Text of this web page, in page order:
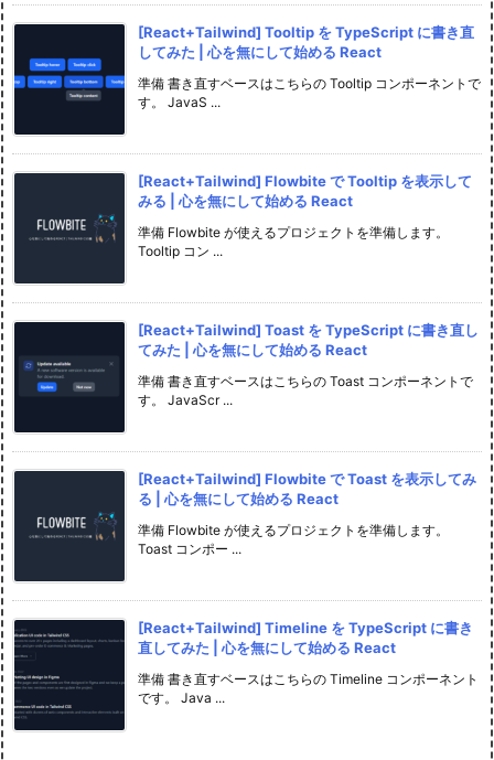
[React+Tailwind] Tooltip を TypeScript に書き直
してみた | 心を無にして始める React
準備 書き直すベースはこちらの Tooltip コンポーネントで
す。 JavaS ...
[React+Tailwind] Flowbite で Tooltip を表示して
みる | 心を無にして始める React
準備 Flowbite が使えるプロジェクトを準備します。
Tooltip コン ...
[React+Tailwind] Toast を TypeScript に書き直し
てみた | 心を無にして始める React
準備 書き直すベースはこちらの Toast コンポーネントで
す。 JavaScr ...
[React+Tailwind] Flowbite で Toast を表示してみ
る | 心を無にして始める React
準備 Flowbite が使えるプロジェクトを準備します。
Toast コンポー ...
[React+Tailwind] Timeline を TypeScript に書き
直してみた | 心を無にして始める React
準備 書き直すベースはこちらの Timeline コンポーネント
です。 Java ...